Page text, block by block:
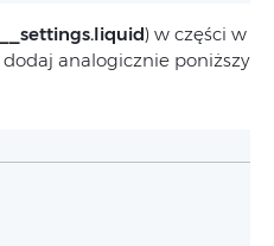
__settings.liquid) w części w
dodaj analogicznie poniższy